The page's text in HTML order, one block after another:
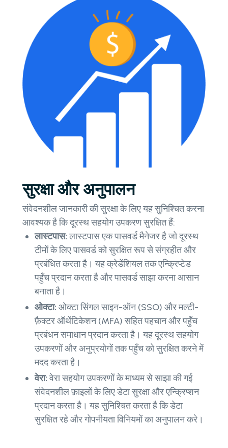
सुरक्षा और अनुपालन
संवेदनशील जानकारी की सुरक्षा के लिए यह सुनिश्चित करना
आवश्यक है कि दूरस्थ सहयोग उपकरण सुरक्षित हैं:
लास्टपास:लास्टपास एक पासवर्ड मैनेजर है जो दूरस्थ
टीमों के लिए पासवर्ड को सुरक्षित रूप से संग्रहीत और
प्रबंधित करता है। यह क्रेडेंशियल तक एन्क्रिप्टेड
पहुँच प्रदान करता है और पासवर्ड साझा करना आसान
बनाता है।
ओक्टा: ओक्टा सिंगल साइन-ऑन (SSO) और मल्टी-
फ़ैक्टर ऑथेंटिकेशन (MFA) सहित पहचान और पहुँच
प्रबंधन समाधान प्रदान करता है। यह दूरस्थ सहयोग
उपकरणों और अनुप्रयोगों तक पहुँच को सुरक्षित करने में
मदद करता है।
वेरा:वेरा सहयोग उपकरणों के माध्यम से साझा की गई
संवेदनशील फ़ाइलों के लिए डेटा सुरक्षा और एन्क्रिप्शन
प्रदान करता है। यह सुनिश्चित करता है कि डेटा
सुरक्षित रहे और गोपनीयता विनियमों का अनुपालन करे।